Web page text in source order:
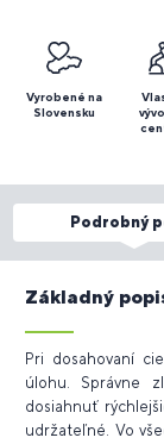
Vyrobené na
Slovensku
Podrobný
Základný
Pri dosahovaní
úlohu. Správne
dosiahnuť
udržateľné. Vo